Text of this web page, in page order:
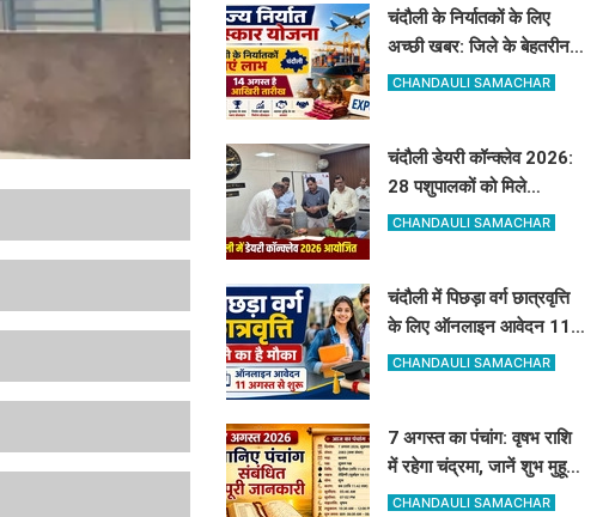
चंदौली के निर्यातकों के लिए
अच्छी खबर: जिले के बेहतरीन
निर्यातकों को मिलेगा सम्मान, 14
CHANDAULI SAMACHAR
चंदौली डेयरी कॉन्क्लेव 2026:
28 पशुपालकों को मिले
सेलेक्शन लेटर, नंद बाबा मिशन
CHANDAULI SAMACHAR
चंदौली में पिछड़ा वर्ग छात्रवृत्ति
के लिए ऑनलाइन आवेदन 11
अगस्त से शुरू, देखें पूरा शेड्यूल
CHANDAULI SAMACHAR
7 अगस्त का पंचांग: वृषभ राशि
में रहेगा चंद्रमा, जानें शुभ मुहूर्त,
राहुकाल और योग
CHANDAULI SAMACHAR